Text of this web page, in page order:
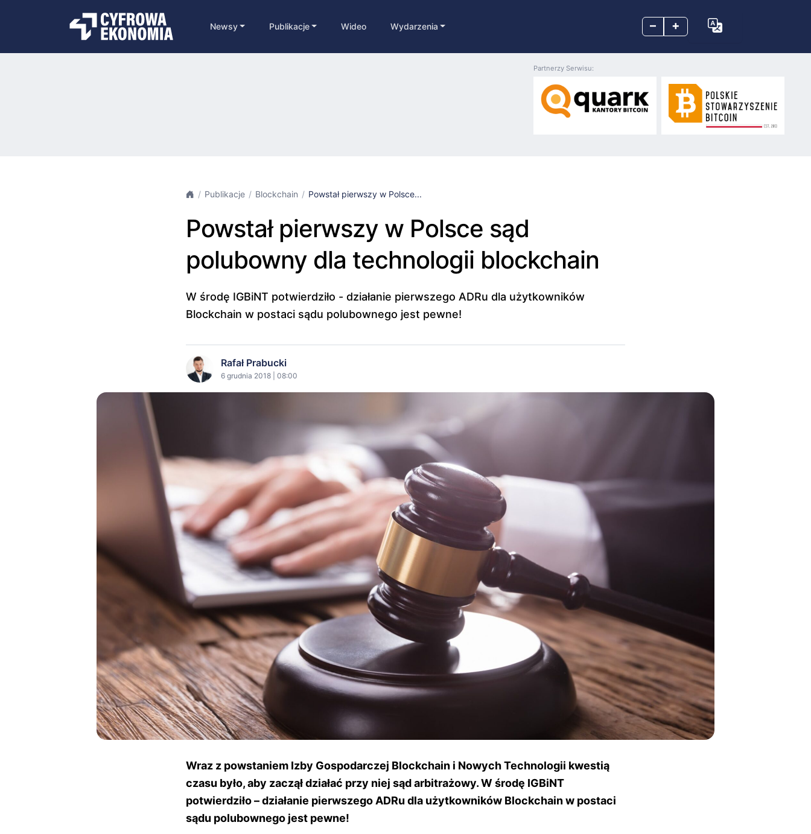
– +
Newsy Publikacje Wideo Wydarzenia
Partnerzy Serwisu:
Publikacje Blockchain Powstał pierwszy w Polsce...
Powstał pierwszy w Polsce sąd
polubowny dla technologii blockchain
W środę IGBiNT potwierdziło - działanie pierwszego ADRu dla użytkowników
Blockchain w postaci sądu polubownego jest pewne!
Rafał Prabucki
6 grudnia 2018 | 08:00
Wraz z powstaniem Izby Gospodarczej Blockchain i Nowych Technologii kwestią
czasu było, aby zaczął działać przy niej sąd arbitrażowy. W środę IGBiNT
potwierdziło – działanie pierwszego ADRu dla użytkowników Blockchain w postaci
sądu polubownego jest pewne!